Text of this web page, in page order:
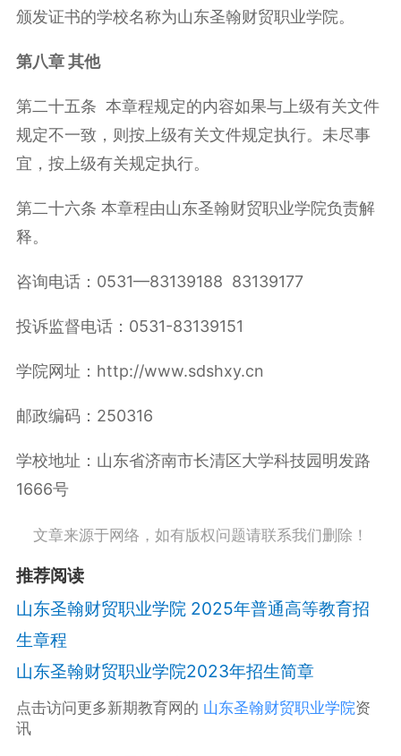
颁发证书的学校名称为山东圣翰财贸职业学院。
第八章 其他
第二十五条 本章程规定的内容如果与上级有关文件
规定不一致，则按上级有关文件规定执行。未尽事
宜，按上级有关规定执行。
第二十六条 本章程由山东圣翰财贸职业学院负责解
释。
咨询电话：0531—83139188 83139177
投诉监督电话：0531-83139151
学院网址：http://www.sdshxy.cn
邮政编码：250316
学校地址：山东省济南市长清区大学科技园明发路
1666号
文章来源于网络，如有版权问题请联系我们删除！
推荐阅读
山东圣翰财贸职业学院 2025年普通高等教育招
生章程
山东圣翰财贸职业学院2023年招生简章
点击访问更多新期教育网的 山东圣翰财贸职业学院资
讯